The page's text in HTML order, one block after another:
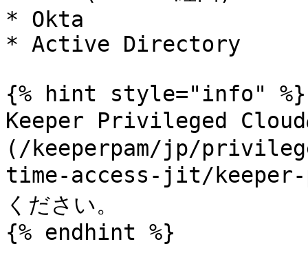
* Okta
* Active Directory
{% hint style="info" %}
Keeper Privileged Cloud
(/keeperpam/jp/
time-access-jit/keeper-
ください。
{% endhint %}